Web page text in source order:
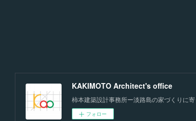
KAKIMOTO Architect's office
柿本建築設計事務所ー淡路島の家づくりに
フォロー